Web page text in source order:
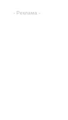
- Реклама -